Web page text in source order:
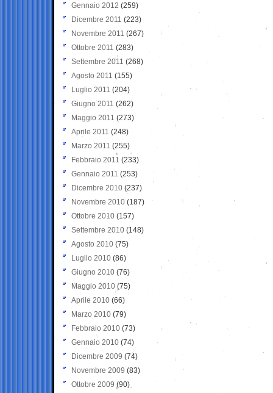
Gennaio 2012 (259)
Dicembre 2011 (223)
Novembre 2011 (267)
Ottobre 2011 (283)
Settembre 2011 (268)
Agosto 2011 (155)
Luglio 2011 (204)
Giugno 2011 (262)
Maggio 2011 (273)
Aprile 2011 (248)
Marzo 2011 (255)
Febbraio 2011 (233)
Gennaio 2011 (253)
Dicembre 2010 (237)
Novembre 2010 (187)
Ottobre 2010 (157)
Settembre 2010 (148)
Agosto 2010 (75)
Luglio 2010 (86)
Giugno 2010 (76)
Maggio 2010 (75)
Aprile 2010 (66)
Marzo 2010 (79)
Febbraio 2010 (73)
Gennaio 2010 (74)
Dicembre 2009 (74)
Novembre 2009 (83)
Ottobre 2009 (90)